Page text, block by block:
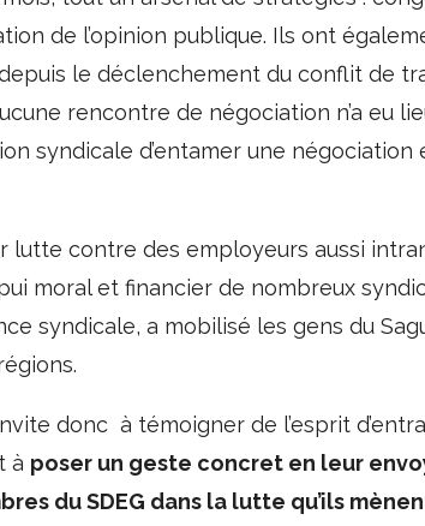
de l’opinion publique. Ils ont
le déclenchement du conflit de
rencontre de négociation n’a eu
syndicale d’entamer une
lutte contre des employeurs aussi
moral et financier de nombreux
syndicale, a mobilisé les gens du
donc à témoigner de l’esprit
à poser un geste concret en leur
du SDEG dans la lutte qu’ils